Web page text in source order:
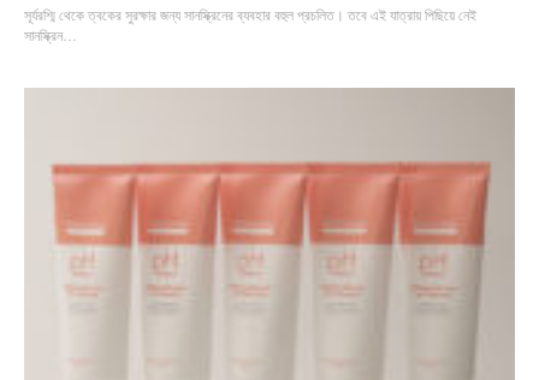
সূর্যরশ্মি থেকে ত্বকের সুরক্ষার জন্য সানস্ক্রিনের ব্যবহার বহুল প্রচলিত। তবে এই যাত্রায় পিছিয়ে নেই
সানস্ক্রিন…